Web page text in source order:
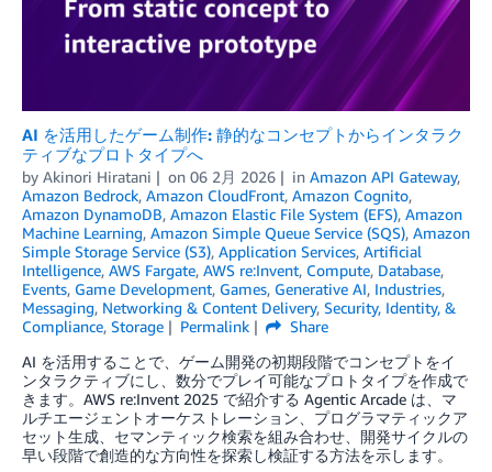
AI を活用したゲーム制作: 静的なコンセプトからインタラク
ティブなプロトタイプへ
by Akinori Hiratani on 06 2月 2026 in Amazon API Gateway,
Amazon Bedrock, Amazon CloudFront, Amazon Cognito,
Amazon DynamoDB, Amazon Elastic File System (EFS), Amazon
Machine Learning, Amazon Simple Queue Service (SQS), Amazon
Simple Storage Service (S3), Application Services, Artificial
Intelligence, AWS Fargate, AWS re:Invent, Compute, Database,
Events, Game Development, Games, Generative AI, Industries,
Messaging, Networking & Content Delivery, Security, Identity, &
Compliance, Storage Permalink
Share
AI を活用することで、ゲーム開発の初期段階でコンセプトをイ
ンタラクティブにし、数分でプレイ可能なプロトタイプを作成で
きます。AWS re:Invent 2025 で紹介する Agentic Arcade は、マ
ルチエージェントオーケストレーション、プログラマティックア
セット生成、セマンティック検索を組み合わせ、開発サイクルの
早い段階で創造的な方向性を探索し検証する方法を示します。